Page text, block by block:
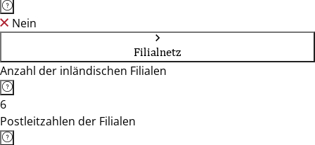
Nein
Filialnetz
Anzahl der inländischen Filialen
6
Postleitzahlen der Filialen